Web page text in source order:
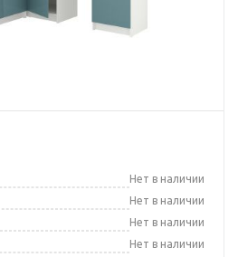
Нет в наличии
Нет в наличии
Нет в наличии
Нет в наличии